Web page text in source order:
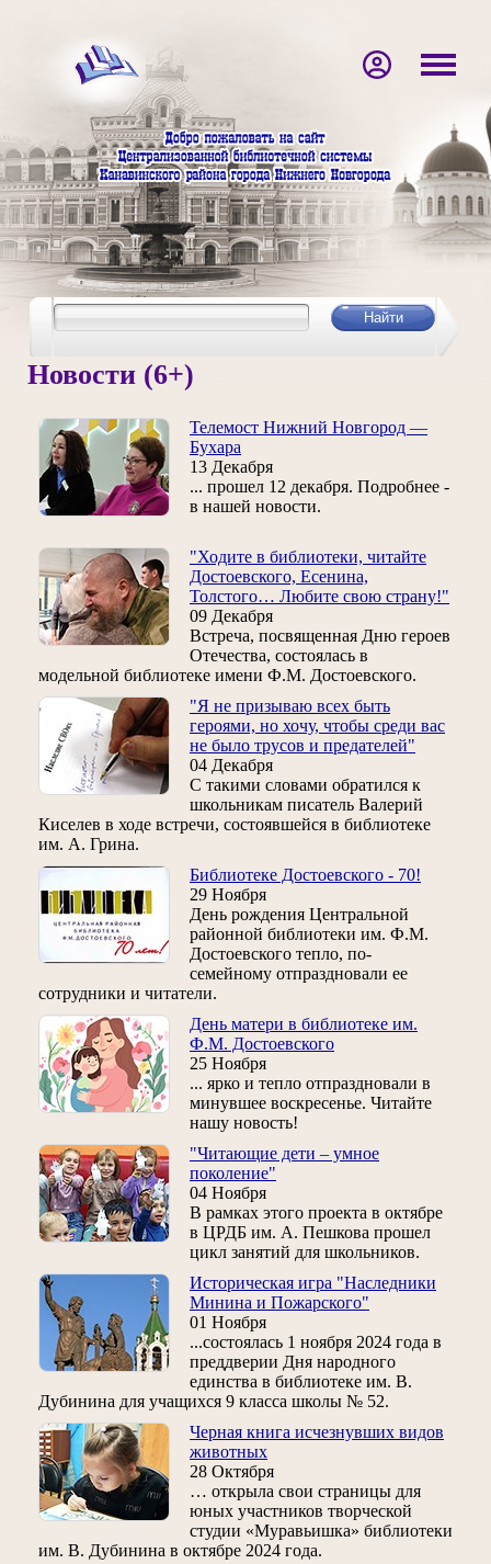
Новости (6+)
Телемост Нижний Новгород —
Бухара
13 Декабря
... прошел 12 декабря. Подробнее -
в нашей новости.
"Ходите в библиотеки, читайте
Достоевского, Есенина,
Толстого… Любите свою страну!"
09 Декабря
Встреча, посвященная Дню героев
Отечества, состоялась в
модельной библиотеке имени Ф.М. Достоевского.
"Я не призываю всех быть
героями, но хочу, чтобы среди вас
не было трусов и предателей"
04 Декабря
С такими словами обратился к
школьникам писатель Валерий
Киселев в ходе встречи, состоявшейся в библиотеке
им. А. Грина.
Библиотеке Достоевского - 70!
29 Ноября
День рождения Центральной
районной библиотеки им. Ф.М.
Достоевского тепло, по-
семейному отпраздновали ее
сотрудники и читатели.
День матери в библиотеке им.
Ф.М. Достоевского
25 Ноября
... ярко и тепло отпраздновали в
минувшее воскресенье. Читайте
нашу новость!
"Читающие дети – умное
поколение"
04 Ноября
В рамках этого проекта в октябре
в ЦРДБ им. А. Пешкова прошел
цикл занятий для школьников.
Историческая игра "Наследники
Минина и Пожарского"
01 Ноября
...состоялась 1 ноября 2024 года в
преддверии Дня народного
единства в библиотеке им. В.
Дубинина для учащихся 9 класса школы № 52.
Черная книга исчезнувших видов
животных
28 Октября
… открыла свои страницы для
юных участников творческой
студии «Муравьишка» библиотеки
им. В. Дубинина в октябре 2024 года.